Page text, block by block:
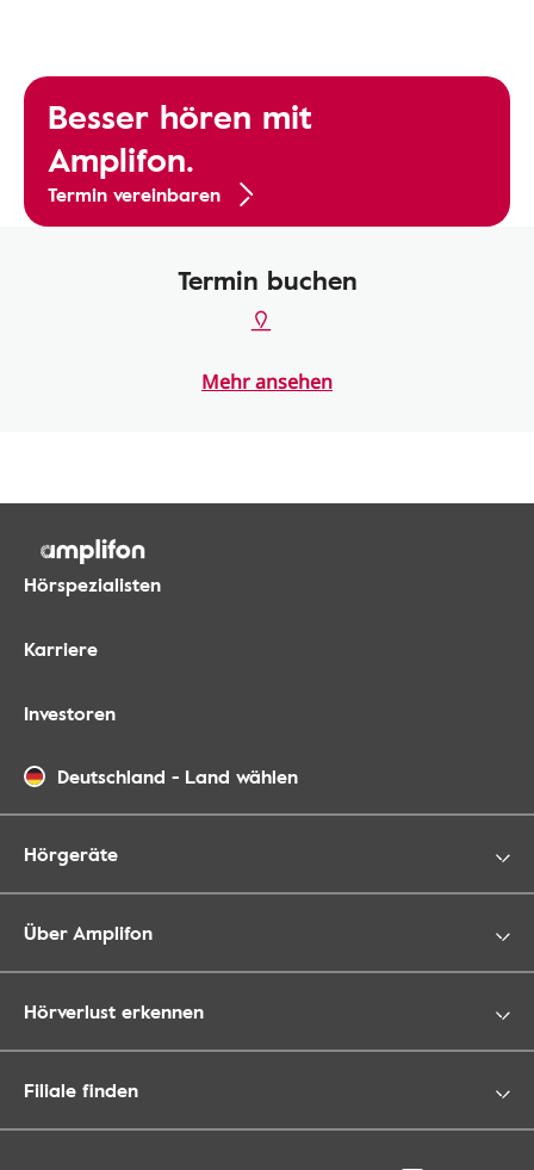
Besser hören mit
Amplifon.
Termin vereinbaren
Termin buchen
Mehr ansehen
Hörspezialisten
Karriere
Investoren
Deutschland - Land wählen
Hörgeräte
Über Amplifon
Hörverlust erkennen
Filiale finden